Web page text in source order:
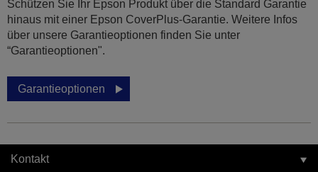
Schützen Sie Ihr Epson Produkt über die Standard Garantie
hinaus mit einer Epson CoverPlus-Garantie. Weitere Infos
über unsere Garantieoptionen finden Sie unter
“Garantieoptionen".
Garantieoptionen
Kontakt